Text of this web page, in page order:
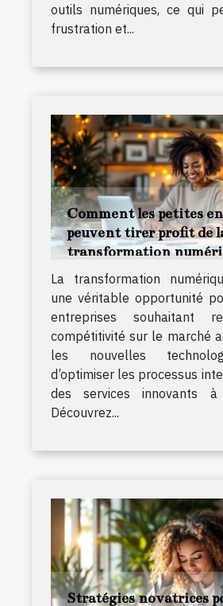
outils numériques, ce qui
frustration et...
Comment les petites
peuvent tirer profit de
transformation
La transformation
une véritable opportunité
entreprises souhaitant
compétitivité sur le marché
les nouvelles
d’optimiser les processus
des services innovants
Découvrez...
Stratégies novatrices